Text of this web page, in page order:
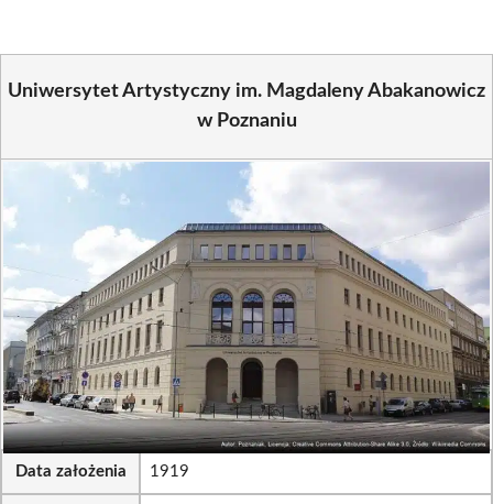
Uniwersytet Artystyczny im. Magdaleny Abakanowicz
w Poznaniu
Data założenia 1919